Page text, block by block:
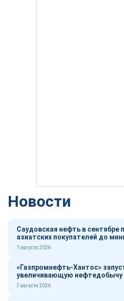
Новости
Саудовская нефть в сентябре
азиатских покупателей до
7 августа 2026
«Газпромнефть-Хантос»
увеличивающую нефтедобычу
7 августа 2026